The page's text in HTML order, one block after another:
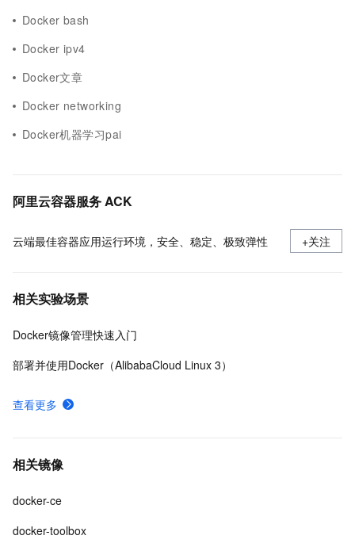
Docker bash
Docker ipv4
Docker文章
Docker networking
Docker机器学习pai
阿里云容器服务 ACK
云端最佳容器应用运行环境，安全、稳定、极致弹性 +关注
相关实验场景
Docker镜像管理快速入门
部署并使用Docker（AlibabaCloud Linux 3）
查看更多
相关镜像
docker-ce
docker-toolbox